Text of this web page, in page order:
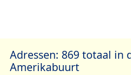
Adressen: 869 totaal in
Amerikabuurt